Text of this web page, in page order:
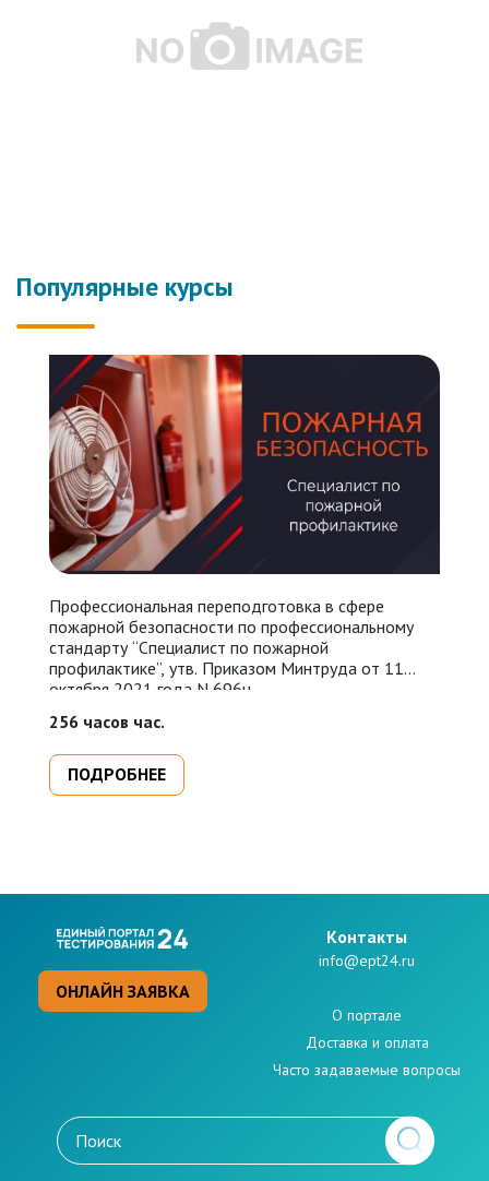
Популярные курсы
Профессиональная переподготовка в сфере
пожарной безопасности по профессиональному
стандарту “Специалист по пожарной
профилактике”, утв. Приказом Минтруда от 11
октября 2021 года N 696н.
256 часов час.
ПОДРОБНЕЕ
ОНЛАЙН ЗАЯВКА
Kонтакты
info@ept24.ru
О портале
Доставка и оплата
Часто задаваемые вопросы